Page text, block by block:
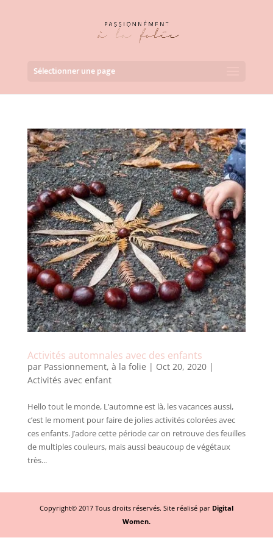
Sélectionner une page
Activités automnales avec des enfants
par Passionnement, à la folie | Oct 20, 2020|
Activités avec enfant
Hello tout le monde, L’automne est là, les vacances aussi,
c’est le moment pour faire de jolies activités colorées avec
ces enfants. J’adore cette période car on retrouve des feuilles
de multiples couleurs, mais aussi beaucoup de végétaux
très...
Copyright© 2017 Tous droits réservés. Site réalisé par Digital
Women.